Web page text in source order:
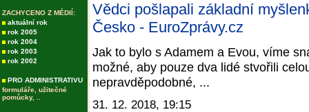
ZACHYCENO Z MÉDIÍ:
aktuální rok
rok 2005
rok 2004
rok 2003
rok 2002
PRO ADMINISTRATIVU
formuláře, užitečné
pomůcky, ..
Vědci pošlapali základní
Česko - EuroZprávy.cz
Jak to bylo s Adamem a Evou, víme
možné, aby pouze dva lidé stvořili
nepravděpodobné, ...
31. 12. 2018, 19:15